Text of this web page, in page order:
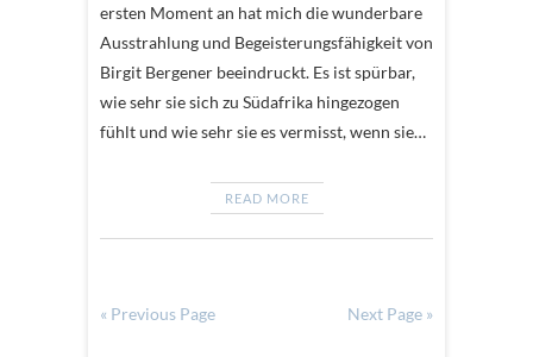
ersten Moment an hat mich die wunderbare
Ausstrahlung und Begeisterungsfähigkeit von
Birgit Bergener beeindruckt. Es ist spürbar,
wie sehr sie sich zu Südafrika hingezogen
fühlt und wie sehr sie es vermisst, wenn sie…
READ MORE
« Previous Page Next Page »